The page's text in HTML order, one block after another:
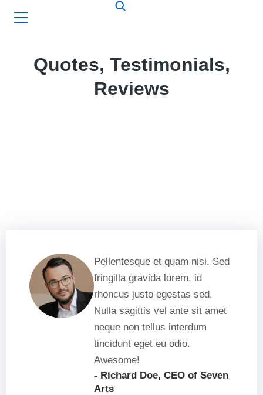
Quotes, Testimonials,
Reviews
Pellentesque et quam nisi. Sed
fringilla gravida lorem, id
rhoncus justo egestas sed.
Nulla sagittis vel ante sit amet
neque non tellus interdum
tincidunt eget eu odio.
Awesome!
- Richard Doe, CEO of Seven
Arts